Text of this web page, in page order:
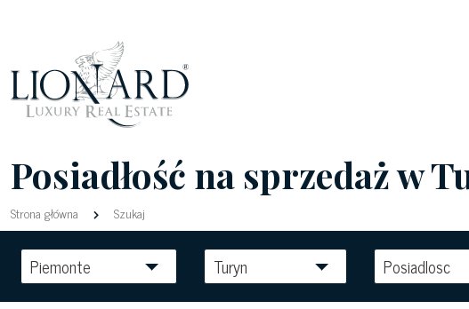
Posiadłość na sprzedaż w
Strona główna Szukaj
Piemonte Turyn Posiadlosc